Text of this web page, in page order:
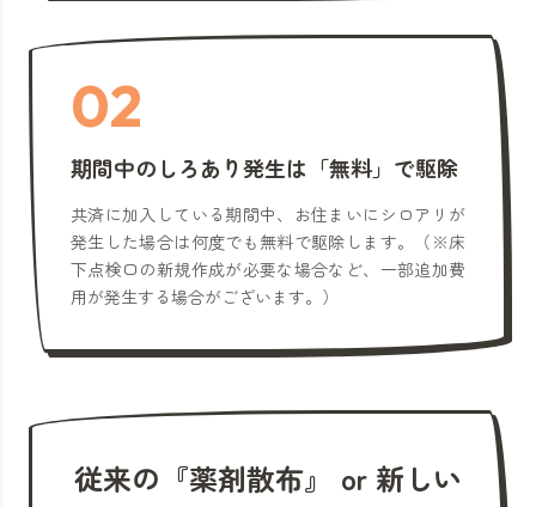
02
期間中のしろあり発生は「無料」で駆除
共済に加入している期間中、お住まいにシロアリが
発生した場合は何度でも無料で駆除します。（※床
下点検口の新規作成が必要な場合など、一部追加費
用が発生する場合がございます。）
従来の『薬剤散布』 or 新しい